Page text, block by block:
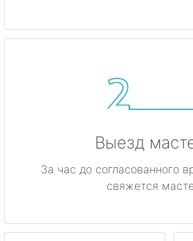
Выезд
За час до согласованного
свяжется